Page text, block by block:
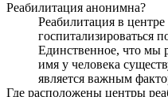
Реабилитация анонимна?
Реабилитация в
Единственное, что мы
имя у человека
является важным
Где расположены центры